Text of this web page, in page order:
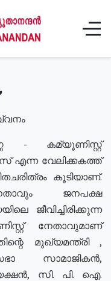
- കമ്യൂണിസ്റ്റ്
എന്ന വേലിക്കകത്ത്
കൂടിയാണ്.
ജനപക്ഷ
ജീവിച്ചിരിക്കുന്ന
നേതാവുമാണ്
മുഖ്യമന്ത്രി ,
സാമാജികൻ,
സി. പി. ഐ.